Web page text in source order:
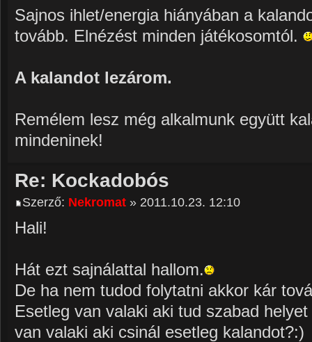
Sajnos ihlet/energia hiányában a
tovább. Elnézést minden játékosomtól.
A kalandot lezárom.
Remélem lesz még alkalmunk együtt
mindeninek!
Re: Kockadobós
Szerző: Nekromat » 2011.10.23. 12:10
Hali!
Hát ezt sajnálattal hallom.
De ha nem tudod folytatni akkor kár
Esetleg van valaki aki tud szabad
van valaki aki csinál esetleg kalandot?:)